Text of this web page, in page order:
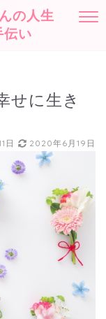
の人生
伝い
せに生き
日 2020年6月19日